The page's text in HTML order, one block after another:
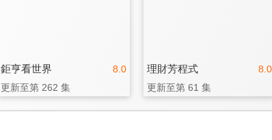
8.0
鉅亨看世界
更新至第 262 集
8.0
理財芳程式
更新至第 61 集